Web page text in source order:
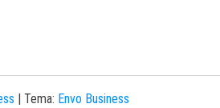
| Tema: Envo Business